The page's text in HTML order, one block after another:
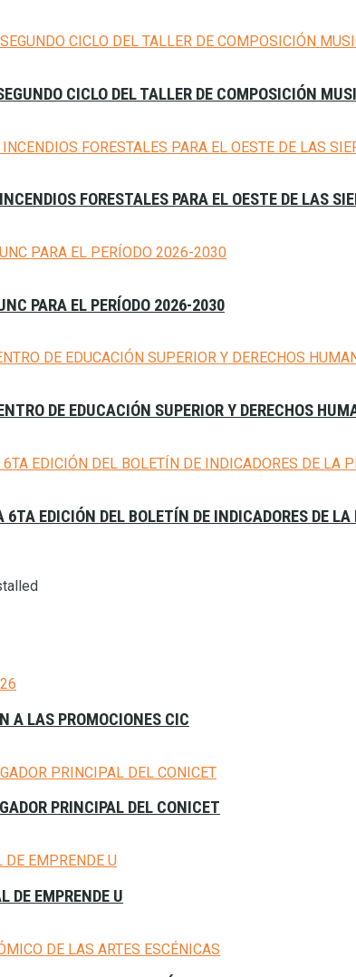
CICLO DEL TALLER DE COMPOSICIÓN
FORESTALES PARA EL OESTE DE LAS
PARA EL PERÍODO 2026-2030
DE EDUCACIÓN SUPERIOR Y DERECHOS
EDICIÓN DEL BOLETÍN DE INDICADORES DE
A LAS PROMOCIONES CIC
PRINCIPAL DEL CONICET
DE EMPRENDE U